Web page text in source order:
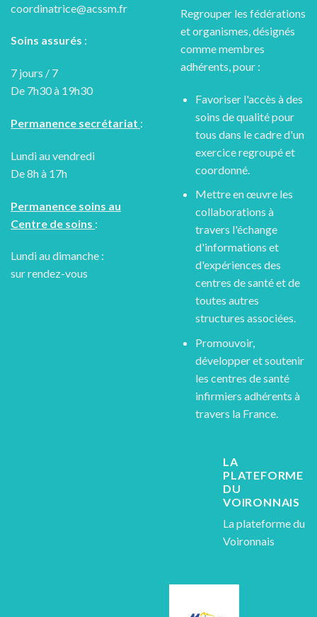
coordinatrice@acssm.fr
Soins assurés :
7 jours / 7
De 7h30 à 19h30
Permanence secrétariat :
Lundi au vendredi
De 8h à 17h
Permanence soins au
Centre de soins :
Lundi au dimanche :
sur rendez-vous
Regrouper les fédérations
et organismes, désignés
comme membres
adhérents, pour :
Favoriser l'accès à des
soins de qualité pour
tous dans le cadre d'un
exercice regroupé et
coordonné.
Mettre en œuvre les
collaborations à
travers l'échange
d'informations et
d'expériences des
centres de santé et de
toutes autres
structures associées.
Promouvoir,
développer et soutenir
les centres de santé
infirmiers adhérents à
travers la France.
LA
PLATEFORME
DU
VOIRONNAIS
La plateforme du
Voironnais